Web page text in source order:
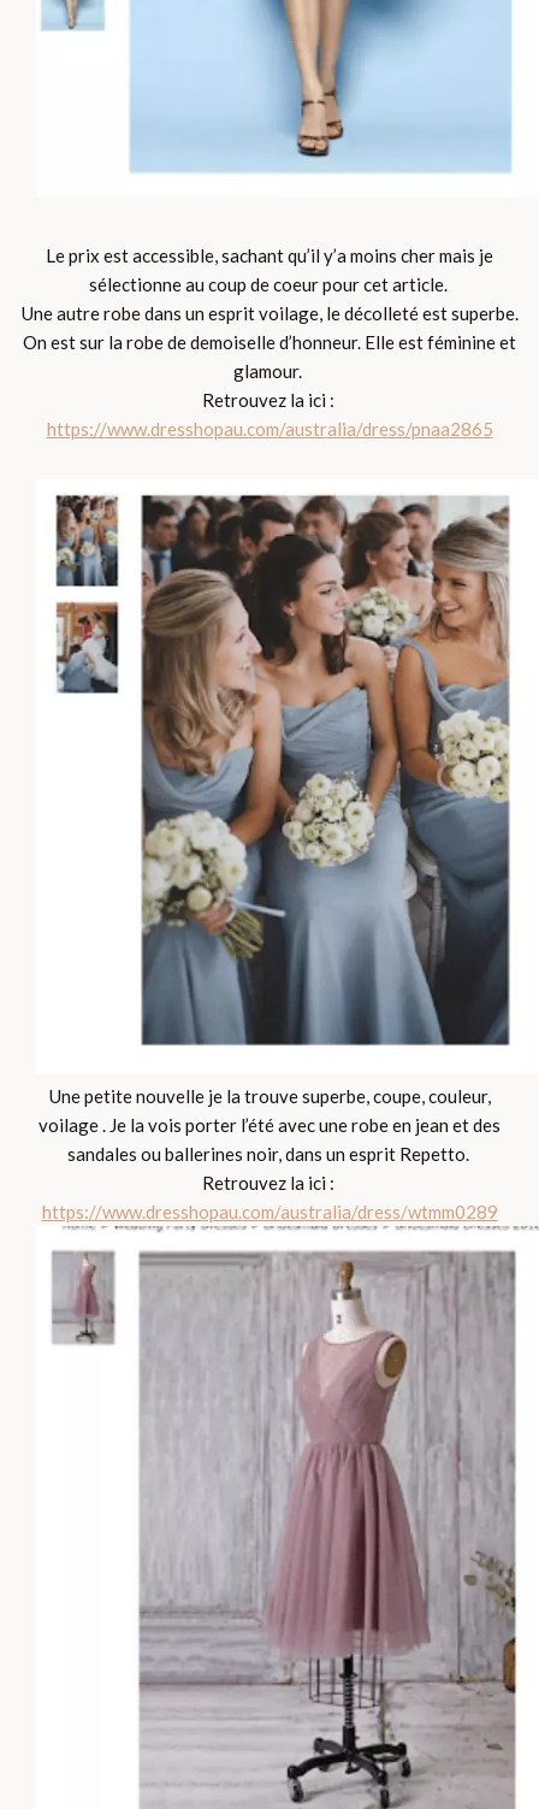
Le prix est accessible, sachant qu’il y’a moins cher mais je
sélectionne au coup de coeur pour cet article.
Une autre robe dans un esprit voilage, le décolleté est superbe.
On est sur la robe de demoiselle d’honneur. Elle est féminine et
glamour.
Retrouvez la ici :
https://www.dresshopau.com/australia/dress/pnaa2865
Une petite nouvelle je la trouve superbe, coupe, couleur,
voilage . Je la vois porter l’été avec une robe en jean et des
sandales ou ballerines noir, dans un esprit Repetto.
Retrouvez la ici :
https://www.dresshopau.com/australia/dress/wtmm0289